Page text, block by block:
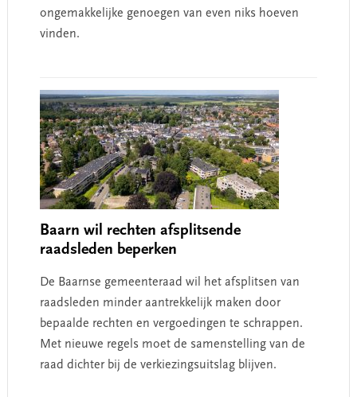
ongemakkelijke genoegen van even niks hoeven
vinden.
Baarn wil rechten afsplitsende
raadsleden beperken
De Baarnse gemeenteraad wil het afsplitsen van
raadsleden minder aantrekkelijk maken door
bepaalde rechten en vergoedingen te schrappen.
Met nieuwe regels moet de samenstelling van de
raad dichter bij de verkiezingsuitslag blijven.